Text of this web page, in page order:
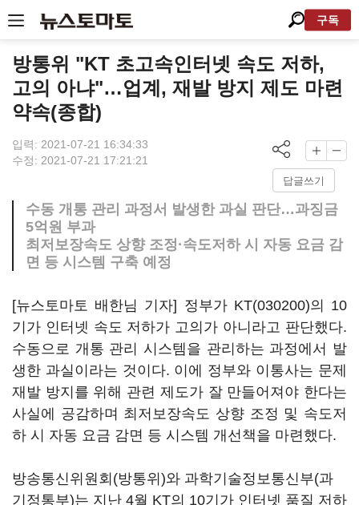
구독
방통위 "KT 초고속인터넷 속도 저하,
고의 아냐"…업계, 재발 방지 제도 마련
약속(종합)
입력: 2021-07-21 16:34:33
수정: 2021-07-21 17:21:21
답글쓰기
수동 개통 관리 과정서 발생한 과실 판단…과징금
5억원 부과
최저보장속도 상향 조정·속도저하 시 자동 요금 감
면 등 시스템 구축 예정
[뉴스토마토 배한님 기자] 정부가 KT(030200)의 10
기가 인터넷 속도 저하가 고의가 아니라고 판단했다.
수동으로 개통 관리 시스템을 관리하는 과정에서 발
생한 과실이라는 것이다. 이에 정부와 이통사는 문제
재발 방지를 위해 관련 제도가 잘 만들어져야 한다는
사실에 공감하며 최저보장속도 상향 조정 및 속도저
하 시 자동 요금 감면 등 시스템 개선책을 마련했다.
방송통신위원회(방통위)와 과학기술정보통신부(과
기정통부)는 지난 4월 KT의 10기가 인터넷 품질 저하